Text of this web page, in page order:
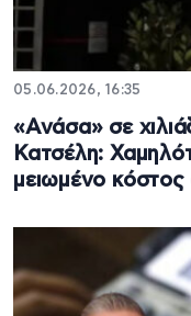
05.06.2026, 16:35
«Ανάσα» σε
Κατσέλη:
μειωμένο